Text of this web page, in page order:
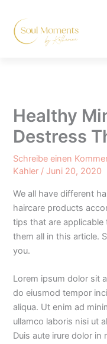
Inhalt
springen
Healthy
Destress
Schreibe einen
Kahler / Juni 20, 2020
We all have different
haircare products
tips that are
them all in this article.
you.
Lorem ipsum dolor sit
do eiusmod tempor
aliqua. Ut enim ad
ullamco laboris nisi ut
Duis aute irure dolor